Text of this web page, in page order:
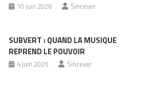
10 juin 2026 Sincever
SUBVERT : QUAND LA MUSIQUE
REPREND LE POUVOIR
4 juin 2026 Sincever